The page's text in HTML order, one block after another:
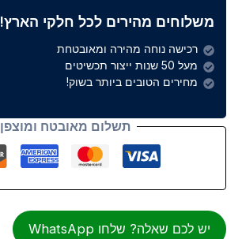
משלוחים מהירים לכל חלקי הארץ!
רכישה נוחה מהירה ומאובטחת
מעל 50 שנות ייצור תכשיטים
מחירים הטובים ביותר בשוק!
תשלום מאובטח ומוצפן
יש לכם שאלה? שלחו WhatsApp